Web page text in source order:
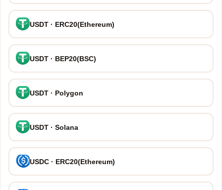
USDT · ERC20(Ethereum)
USDT · BEP20(BSC)
USDT · Polygon
USDT · Solana
USDC · ERC20(Ethereum)